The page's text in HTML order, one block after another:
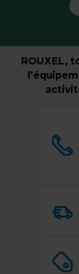
ROUXEL,